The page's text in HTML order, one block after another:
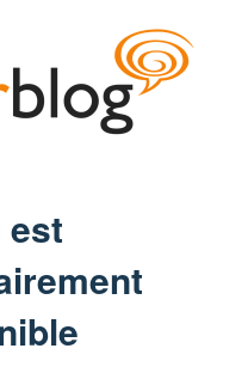
est